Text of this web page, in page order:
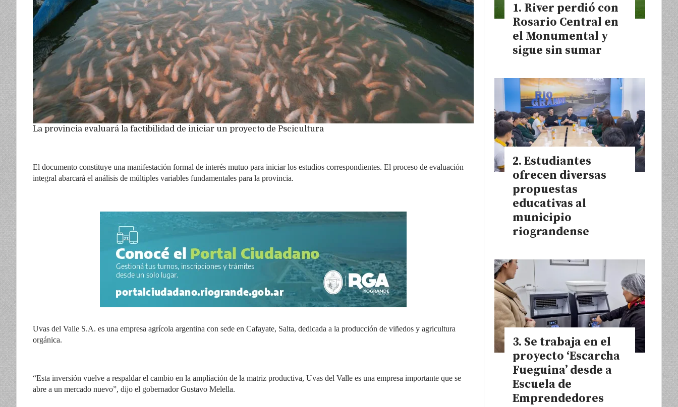
La provincia evaluará la factibilidad de iniciar un proyecto de Pscicultura
El documento constituye una manifestación formal de interés mutuo para iniciar los estudios correspondientes. El proceso de evaluación
integral abarcará el análisis de múltiples variables fundamentales para la provincia.
Uvas del Valle S.A. es una empresa agrícola argentina con sede en Cafayate, Salta, dedicada a la producción de viñedos y agricultura
orgánica.
“Esta inversión vuelve a respaldar el cambio en la ampliación de la matriz productiva, Uvas del Valle es una empresa importante que se
abre a un mercado nuevo”, dijo el gobernador Gustavo Melella.
River perdió con
Rosario Central en
el Monumental y
sigue sin sumar
Estudiantes
ofrecen diversas
propuestas
educativas al
municipio
riograndense
Se trabaja en el
proyecto ‘Escarcha
Fueguina’ desde a
Escuela de
Emprendedores